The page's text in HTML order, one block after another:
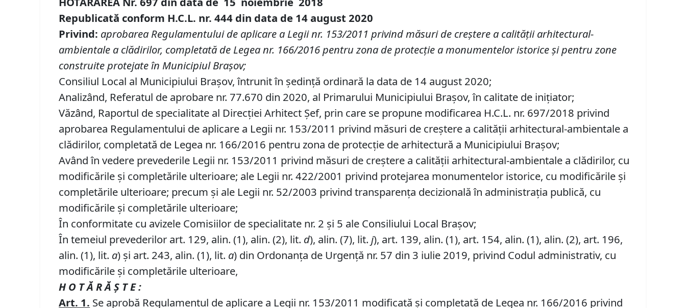
Republicată conform H.C.L. nr. 444 din data de 14 august 2020
Privind: aprobarea Regulamentului de aplicare a Legii nr. 153/2011 privind măsuri de creştere a calităţii arhitectural-
ambientale a clădirilor, completată de Legea nr. 166/2016 pentru zona de protecţie a monumentelor istorice şi pentru zone
construite protejate în Municipiul Braşov;
Consiliul Local al Municipiului Brașov, întrunit în ședință ordinară la data de 14 august 2020;
Analizând, Referatul de aprobare nr. 77.670 din 2020, al Primarului Municipiului Braşov, în calitate de iniţiator;
Văzând, Raportul de specialitate al Direcției Arhitect Șef, prin care se propune modificarea H.C.L. nr. 697/2018 privind
aprobarea Regulamentului de aplicare a Legii nr. 153/2011 privind măsuri de creștere a calității arhitectural-ambientale a
clădirilor, completată de Legea nr. 166/2016 pentru zona de protecție de arhitectură a Municipiului Brașov;
Având în vedere prevederile Legii nr. 153/2011 privind măsuri de creștere a calității arhitectural-ambientale a clădirilor, cu
modificările şi completările ulterioare; ale Legii nr. 422/2001 privind protejarea monumentelor istorice, cu modificările şi
completările ulterioare; precum şi ale Legii nr. 52/2003 privind transparența decizională în administrația publică, cu
modificările şi completările ulterioare;
În conformitate cu avizele Comisiilor de specialitate nr. 2 și 5 ale Consiliului Local Brașov;
În temeiul prevederilor art. 129, alin. (1), alin. (2), lit. d), alin. (7), lit.j), art. 139, alin. (1), art. 154, alin. (1), alin. (2), art. 196,
alin. (1), lit. a) și art. 243, alin. (1), lit. a) din Ordonanța de Urgență nr. 57 din 3 iulie 2019, privind Codul administrativ, cu
modificările și completările ulterioare,
H O T Ă R Ă Ş T E :
Art. 1. Se aprobă Regulamentul de aplicare a Legii nr. 153/2011 modificată şi completată de Legea nr. 166/2016 privind